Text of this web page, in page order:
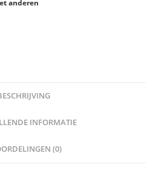
anderen
INFORMATIE
(0)